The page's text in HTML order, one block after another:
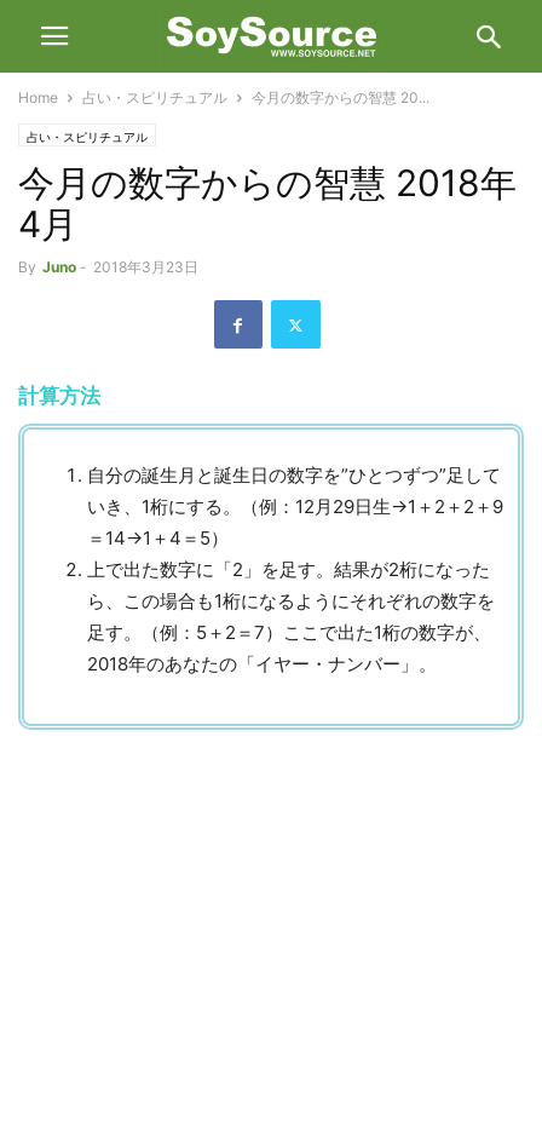
Home 占い・スピリチュアル 今月の数字からの智慧 20...
占い・スピリチュアル
今月の数字からの智慧 2018年
4月
By Juno - 2018年3月23日
計算方法
自分の誕生月と誕生日の数字を”ひとつずつ”足して
いき、1桁にする。（例：12月29日生→1＋2＋2＋9
＝14→1＋4＝5）
上で出た数字に「2」を足す。結果が2桁になった
ら、この場合も1桁になるようにそれぞれの数字を
足す。（例：5＋2＝7）ここで出た1桁の数字が、
2018年のあなたの「イヤー・ナンバー」。